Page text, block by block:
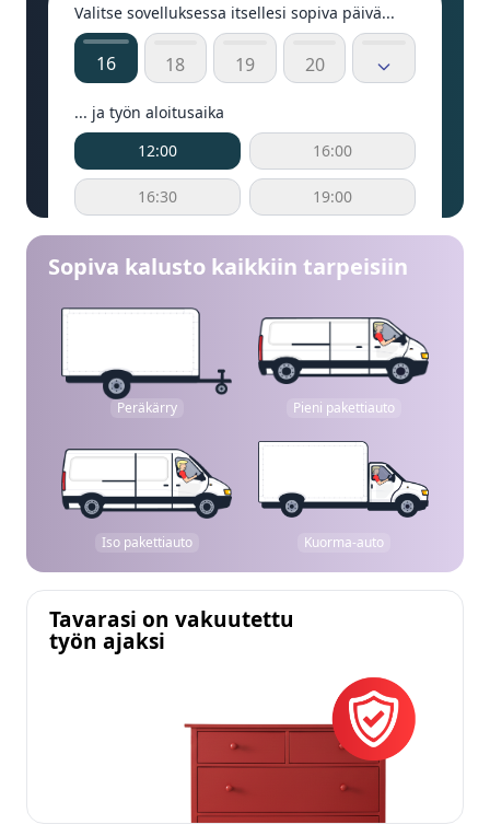
Valitse sovelluksessa itsellesi sopiva päivä...
16 18 19 20
... ja työn aloitusaika
12:00
16:00
16:30 19:00
Sopiva kalusto kaikkiin tarpeisiin
Peräkärry Pieni pakettiauto
Iso pakettiauto Kuorma-auto
Tavarasi on vakuutettu
työn ajaksi